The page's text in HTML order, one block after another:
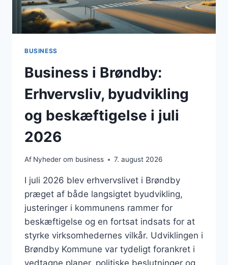
BUSINESS
Business i Brøndby:
Erhvervsliv, byudvikling
og beskæftigelse i juli
2026
Af Nyheder om business 7. august 2026
I juli 2026 blev erhvervslivet i Brøndby
præget af både langsigtet byudvikling,
justeringer i kommunens rammer for
beskæftigelse og en fortsat indsats for at
styrke virksomhedernes vilkår. Udviklingen i
Brøndby Kommune var tydeligt forankret i